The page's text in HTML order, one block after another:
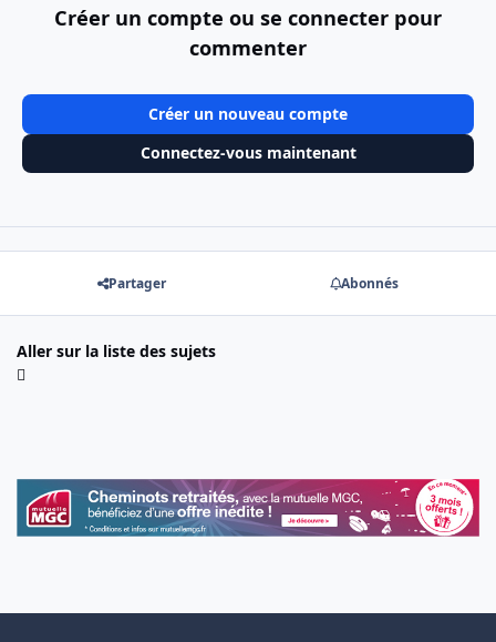
Créer un compte ou se connecter pour
commenter
Créer un nouveau compte
Connectez-vous maintenant
Partager Abonnés
Aller sur la liste des sujets